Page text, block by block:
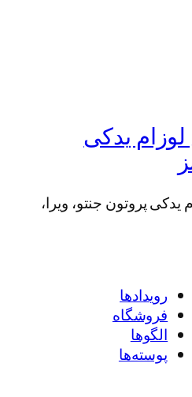
یدکی
پروتون جنتو، ویرا،
رویدادها
فروشگاه
الگوها
پوسته‌ها